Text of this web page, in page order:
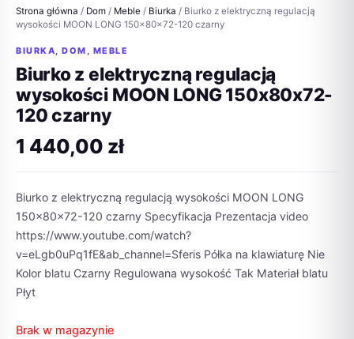
Strona główna / Dom / Meble / Biurka / Biurko z elektryczną regulacją
wysokości MOON LONG 150x80x72-120 czarny
BIURKA, DOM , MEBLE
Biurko z elektryczną regulacją
wysokości MOON LONG 150x80x72-
120 czarny
1 440,00 zł
Biurko z elektryczną regulacją wysokości MOON LONG
150x80x72-120 czarny Specyfikacja Prezentacja video
https://www.youtube.com/watch?
v=eLgb0uPq1fE&ab_channel=Sferis Półka na klawiaturę Nie
Kolor blatu Czarny Regulowana wysokość Tak Materiał blatu
Płyt
Brak w magazynie